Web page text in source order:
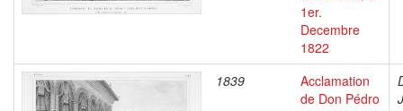
1er.
Decembre
1822
1839
Acclamation
de Don Pédro